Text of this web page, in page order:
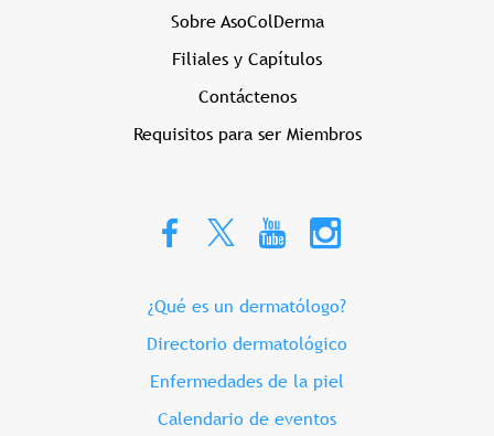
Menu Prehome Izquierdo
Sobre AsoColDerma
Filiales y Capítulos
Contáctenos
Requisitos para ser Miembros
Menu Prehome Derecho
¿Qué es un dermatólogo?
Directorio dermatológico
Enfermedades de la piel
Calendario de eventos